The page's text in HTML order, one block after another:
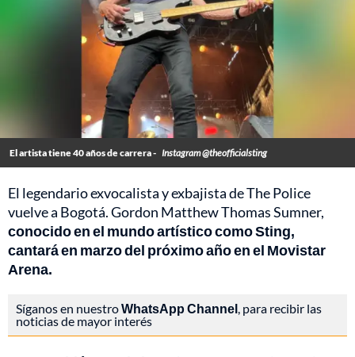
El artista tiene 40 años de carrera - Instagram @theofficialsting
El legendario exvocalista y exbajista de The Police
vuelve a Bogotá. Gordon Matthew Thomas Sumner,
conocido en el mundo artístico como Sting,
cantará en marzo del próximo año en el Movistar
Arena.
Síganos en nuestroWhatsApp Channel, para recibir las
noticias de mayor interés